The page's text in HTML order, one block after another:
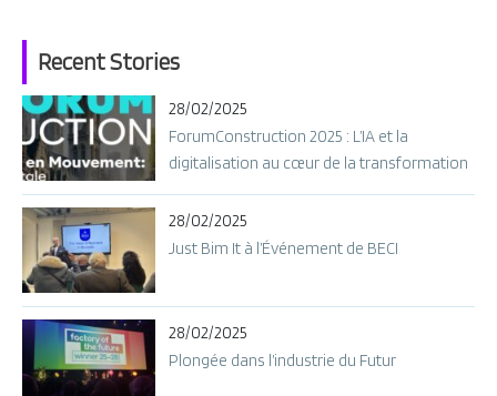
t
i
o
n
d
s
a
r
t
i
Recent Stories
28/02/2025
ForumConstruction 2025 : L’IA et la
digitalisation au cœur de la transformation
28/02/2025
Just Bim It à l’Événement de BECI
28/02/2025
Plongée dans l’industrie du Futur